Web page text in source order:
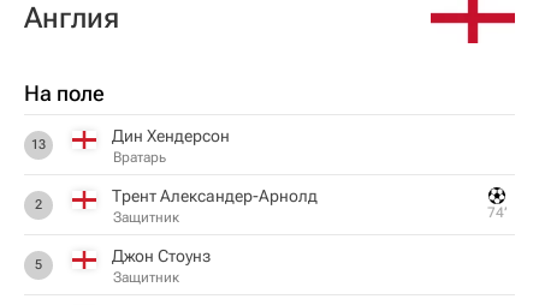
Англия
На поле
13 Дин Хендерсон
Вратарь
2 Трент Александер-Арнолд
Защитник 74‎’‎
5 Джон Стоунз
Защитник